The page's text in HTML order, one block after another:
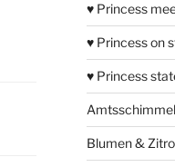
♥ Princess
♥ Princess on
♥ Princess
Amtsschimmel
Blumen &